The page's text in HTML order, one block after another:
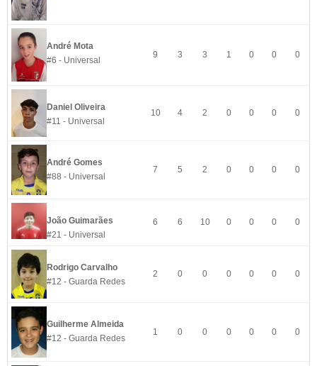
André Mota
#6 - Universal
9 3 3 1 0 0 0
Daniel Oliveira
#11 - Universal
10 4 2 0 0 0 0
André Gomes
#88 - Universal
7 5 2 0 0 0 0
João Guimarães
#21 - Universal
6 6 10 0 0 0 0
Rodrigo Carvalho
#12 - Guarda Redes
2 0 0 0 0 0 0
Guilherme Almeida
#12 - Guarda Redes
1 0 0 0 0 0 0